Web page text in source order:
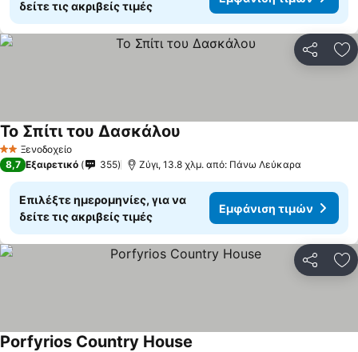
δείτε τις ακριβείς τιμές
2 ΑστέριαΞενοδοχείο
Το Σπίτι του Δασκάλου
8,7 Εξαιρετικό 355 Ζύγι, 13.8 χλμ. από: Πάνω Λεύκαρα
Επιλέξτε ημερομηνίες, για να
δείτε τις ακριβείς τιμές
Εμφάνιση τιμών
Porfyrios Country House